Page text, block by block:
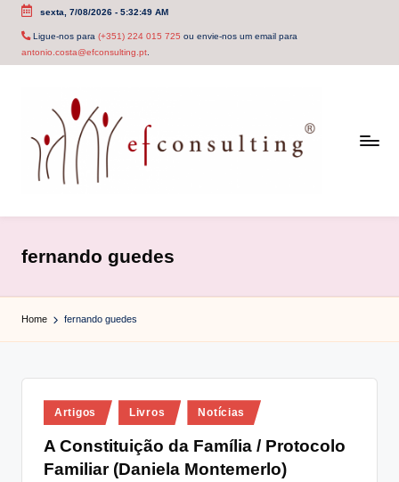
Skip
sexta, 7/08/2026- 5:32:49 AM
Ligue-nos para (+351) 224 015 725 ou envie-nos um email para
antonio.costa@efconsulting.pt.
c
o
n
u
fernando guedes
Home fernando guedes
Posted
in
Artigos Livros Notícias
A Constituição da Família / Protocolo
Familiar (Daniela Montemerlo)